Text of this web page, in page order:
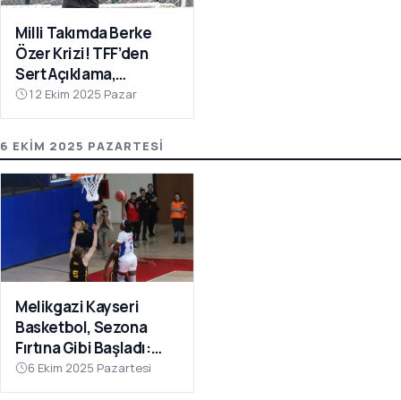
Milli Takımda Berke
Özer Krizi! TFF’den
Sert Açıklama,
Kaleciden Yanıt
Gecikmedi
12 Ekim 2025 Pazar
6 EKIM 2025 PAZARTESI
Melikgazi Kayseri
Basketbol, Sezona
Fırtına Gibi Başladı:
Dardanel Çanakkale’yi
Farklı Geçti
6 Ekim 2025 Pazartesi